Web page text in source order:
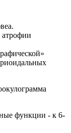
функции - к 6-